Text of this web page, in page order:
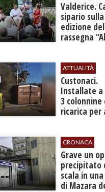
Valderice.
sipario sulla
edizione
rassegna
ATTUALITÀ
Custonaci.
Installate a
3 colonnine
ricarica per
CRONACA
​Grave un
precipitato
scala in
di Mazara